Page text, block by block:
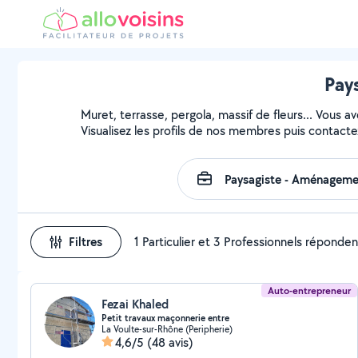
Muret, terrasse, pergola, massif de fleurs... Vous
Visualisez les profils de nos membres puis
Filtres 1 Particulier et 3 Professionnels
Auto-entrepreneur
Fezai Khaled
Petit travaux maçonnerie entre
La Voulte-sur-Rhône (Peripherie)
4,6/5 (48 avis)